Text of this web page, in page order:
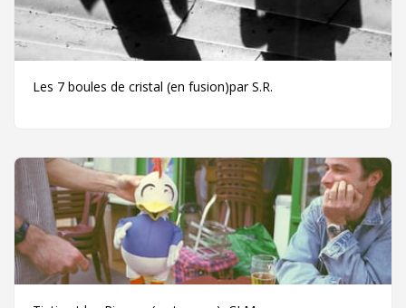
Les 7 boules de cristal (en fusion)par S.R.